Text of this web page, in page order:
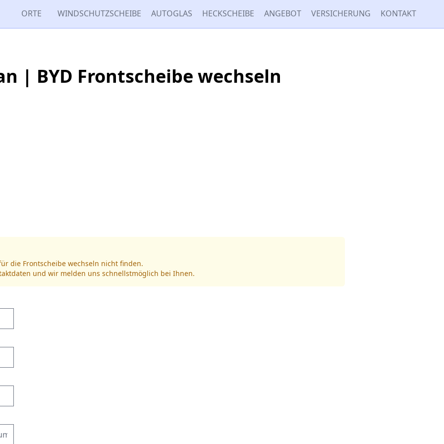
ORTE WINDSCHUTZSCHEIBE AUTOGLAS HECKSCHEIBE ANGEBOT VERSICHERUNG KONTAKT
| BYD Frontscheibe wechseln
die Frontscheibe wechseln nicht finden.
und wir melden uns schnellstmöglich bei Ihnen.